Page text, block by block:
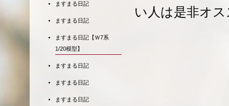
い人は是非オ
ますまる日記
ますまる日記
ますまる日記【Ｗ7系
1/20模型】
ますまる日記
ますまる日記
ますまる日記